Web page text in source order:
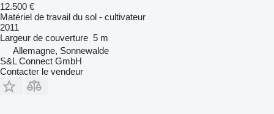
12.500 €
Matériel de travail du sol - cultivateur
2011
Largeur de couverture 5 m
Allemagne, Sonnewalde
S&L Connect GmbH
Contacter le vendeur